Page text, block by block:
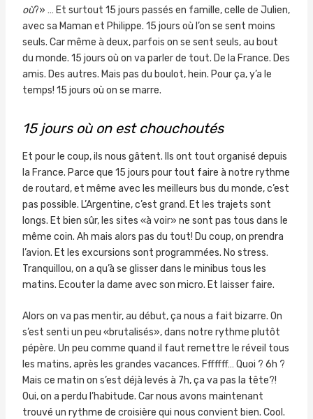
où?» … Et surtout 15 jours passés en famille, celle de Julien,
avec sa Maman et Philippe. 15 jours où l’on se sent moins
seuls. Car même à deux, parfois on se sent seuls, au bout
du monde. 15 jours où on va parler de tout. De la France. Des
amis. Des autres. Mais pas du boulot, hein. Pour ça, y’a le
temps! 15 jours où on se marre.
15 jours où on est chouchoutés
Et pour le coup, ils nous gâtent. Ils ont tout organisé depuis
la France. Parce que 15 jours pour tout faire à notre rythme
de routard, et même avec les meilleurs bus du monde, c’est
pas possible. L’Argentine, c’est grand. Et les trajets sont
longs. Et bien sûr, les sites «à voir» ne sont pas tous dans le
même coin. Ah mais alors pas du tout! Du coup, on prendra
l’avion. Et les excursions sont programmées. No stress.
Tranquillou, on a qu’à se glisser dans le minibus tous les
matins. Ecouter la dame avec son micro. Et laisser faire.
Alors on va pas mentir, au début, ça nous a fait bizarre. On
s’est senti un peu «brutalisés», dans notre rythme plutôt
pépère. Un peu comme quand il faut remettre le réveil tous
les matins, après les grandes vacances. Fffffff… Quoi ? 6h ?
Mais ce matin on s’est déjà levés à 7h, ça va pas la tête?!
Oui, on a perdu l’habitude. Car nous avons maintenant
trouvé un rythme de croisière qui nous convient bien. Cool.